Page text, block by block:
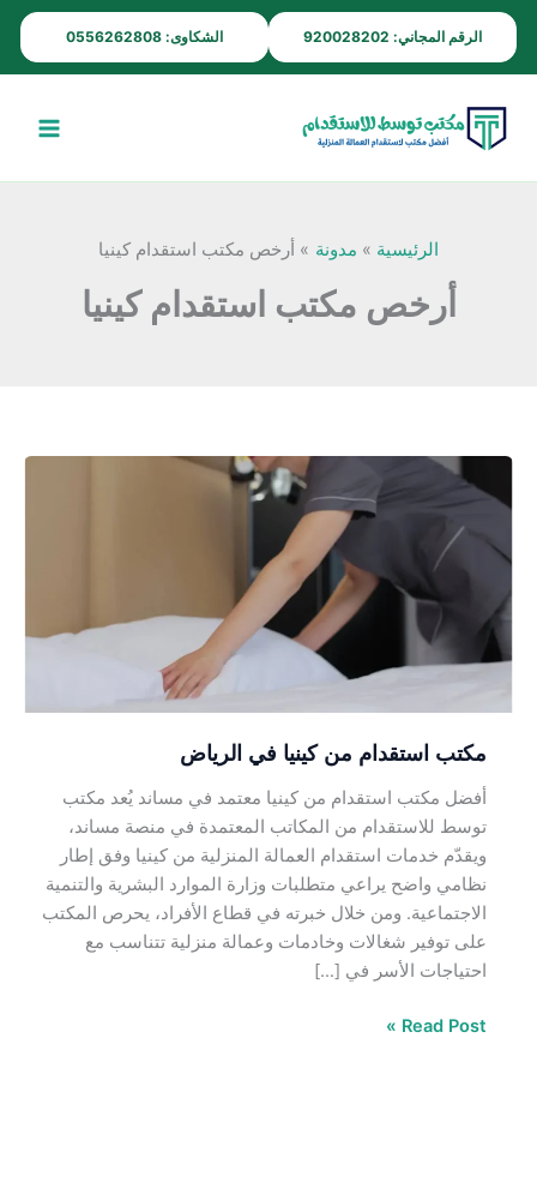
الرقم المجاني: 920028202 الشكاوى: 0556262808
تخطي
إلى
المحتوى
الرئيسية مدونة أرخص مكتب استقدام كينيا
أرخص مكتب استقدام كينيا
مكتب استقدام من كينيا في الرياض
أفضل مكتب استقدام من كينيا معتمد في مساند يُعد مكتب
توسط للاستقدام من المكاتب المعتمدة في منصة مساند،
ويقدّم خدمات استقدام العمالة المنزلية من كينيا وفق إطار
نظامي واضح يراعي متطلبات وزارة الموارد البشرية والتنمية
الاجتماعية. ومن خلال خبرته في قطاع الأفراد، يحرص المكتب
على توفير شغالات وخادمات وعمالة منزلية تتناسب مع
احتياجات الأسر في […]
مكتب
استقدام
الرياض
Read Post »